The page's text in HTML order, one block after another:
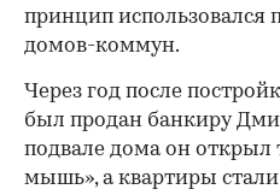
принцип использовался
домов-коммун.
Через год после
был продан банкиру
подвале дома он открыл
мышь», а квартиры стали